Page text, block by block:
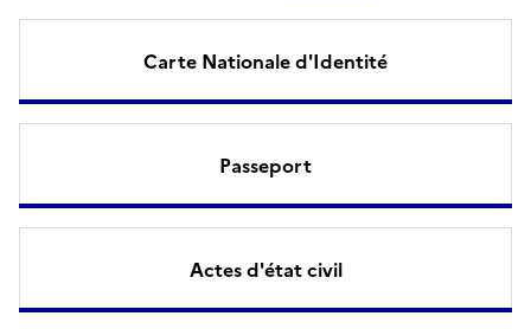
Carte Nationale d'Identité
Passeport
Actes d'état civil